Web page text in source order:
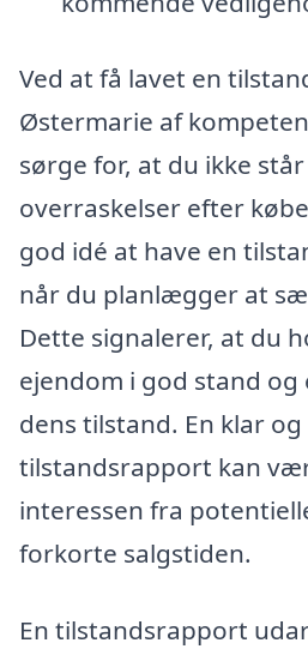
Ved at få lavet en
Østermarie af
sørge for, at du ikke
overraskelser efter
god idé at have en
når du planlægger at
Dette signalerer, at du
ejendom i god stand
dens tilstand. En klar
tilstandsrapport kan
interessen fra
forkorte salgstiden.
En tilstandsrapport